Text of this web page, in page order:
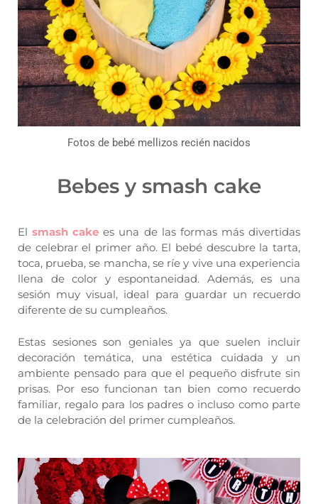
Fotos de bebé mellizos recién nacidos
Bebes y smash cake
Elsmash cake es una de las formas más divertidas
de celebrar el primer año. El bebé descubre la tarta,
toca, prueba, se mancha, se ríe y vive una experiencia
llena de color y espontaneidad. Además, es una
sesión muy visual, ideal para guardar un recuerdo
diferente de su cumpleaños.
Estas sesiones son geniales ya que suelen incluir
decoración temática, una estética cuidada y un
ambiente pensado para que el pequeño disfrute sin
prisas. Por eso funcionan tan bien como recuerdo
familiar, regalo para los padres o incluso como parte
de la celebración del primer cumpleaños.